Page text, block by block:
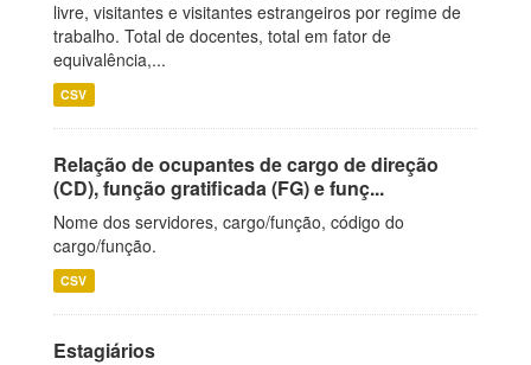
livre, visitantes e visitantes estrangeiros por regime de
trabalho. Total de docentes, total em fator de
equivalência,...
CSV
Relação de ocupantes de cargo de direção
(CD), função gratificada (FG) e funç...
Nome dos servidores, cargo/função, código do
cargo/função.
CSV
Estagiários